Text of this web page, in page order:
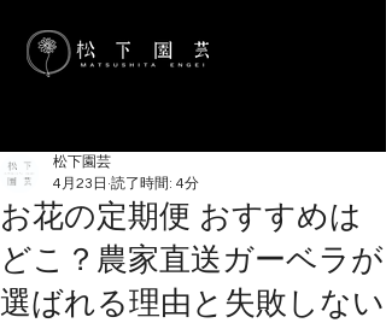
お花の定期便 おすすめは
どこ？農家直送ガーベラが
選ばれる理由と失敗しない
松下園芸
4月23日 読了時間: 4分